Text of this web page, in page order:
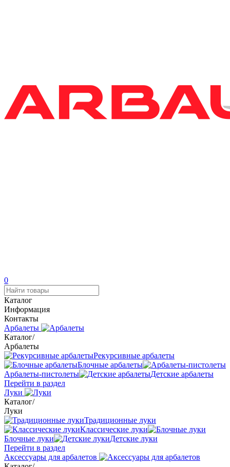
0
Каталог
Информация
Контакты
Арбалеты
Каталог/
Арбалеты
Рекурсивные арбалеты
Блочные арбалеты
Арбалеты-пистолеты
Детские арбалеты
Перейти в раздел
Луки
Каталог/
Луки
Традиционные луки
Классические луки
Блочные луки
Детские луки
Перейти в раздел
Аксессуары для арбалетов